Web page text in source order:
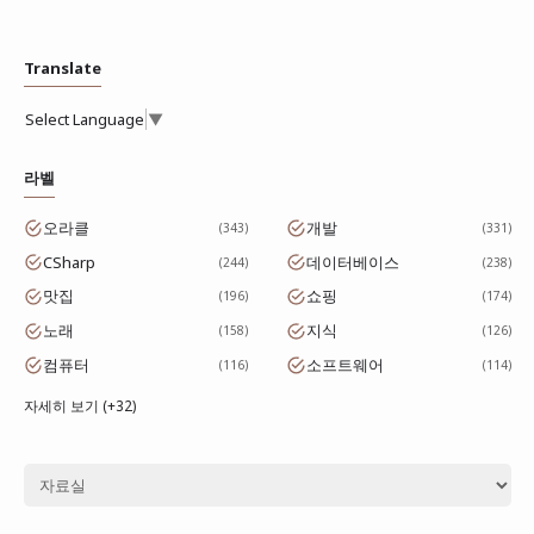
Translate
Select Language ▼
라벨
오라클 343 개발 331
CSharp 244 데이터베이스 238
맛집 196 쇼핑 174
노래 158 지식 126
컴퓨터 116 소프트웨어 114
자세히 보기 (+32)